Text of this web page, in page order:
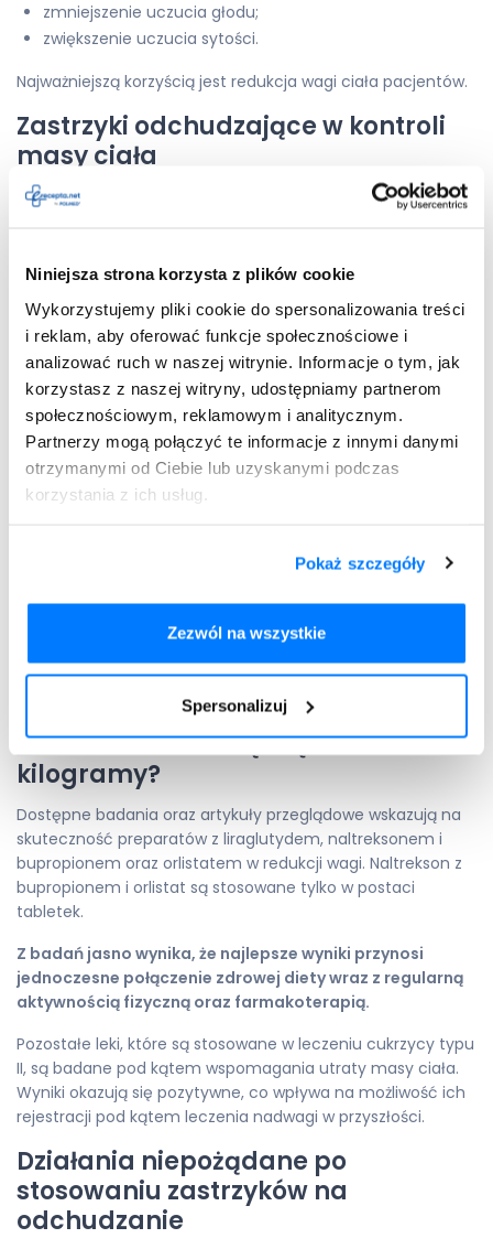
Niniejsza strona korzysta z plików cookie
Wykorzystujemy pliki cookie do spersonalizowania treści
i reklam, aby oferować funkcje społecznościowe i
analizować ruch w naszej witrynie. Informacje o tym, jak
korzystasz z naszej witryny, udostępniamy partnerom
społecznościowym, reklamowym i analitycznym.
Partnerzy mogą połączyć te informacje z innymi danymi
otrzymanymi od Ciebie lub uzyskanymi podczas
korzystania z ich usług.
Pokaż szczegóły
Zezwól na wszystkie
Spersonalizuj
zmniejszenie uczucia głodu;
zwiększenie uczucia sytości.
Najważniejszą korzyścią jest redukcja wagi ciała pacjentów.
Zastrzyki odchudzające w kontroli
masy ciała
Na rynku jest dostępnych kilka preparatów, które stosowane
dostępne są wyłącznie na receptę.Leki, które są
Mounjaro( tirzepatyd ),
Saxenda(liraglutyd),
Ozempic ( semaglutyd),
Wegovy(semaglutyd),
Imcivree (setmalanotyd ).
Skuteczność zastrzyków na
Należy pamiętać, że metody farmakologiczne
wspomagające utratę wagi są stosowane jednocześnie z
metodami niefarmakologicznymi, czyli związane z
odpowiednią dietą oraz regularną aktywnością fizyczną.
Czy pacjenci stosujący leki na
odchudzanie tracą zbędne
kilogramy?
Dostępne badania oraz artykuły przeglądowe wskazują na
skuteczność preparatów z liraglutydem, naltreksonem i
bupropionem oraz orlistatem w redukcji wagi. Naltrekson z
bupropionem i orlistat są stosowane tylko w postaci
tabletek.
Z badań jasno wynika, że najlepsze wyniki przynosi
jednoczesne połączenie zdrowej diety wraz z regularną
aktywnością fizyczną oraz farmakoterapią.
Pozostałe leki, które są stosowane w leczeniu cukrzycy typu
II, są badane pod kątem wspomagania utraty masy ciała.
Wyniki okazują się pozytywne, co wpływa na możliwość ich
rejestracji pod kątem leczenia nadwagi w przyszłości.
Działania niepożądane po
stosowaniu zastrzyków na
odchudzanie